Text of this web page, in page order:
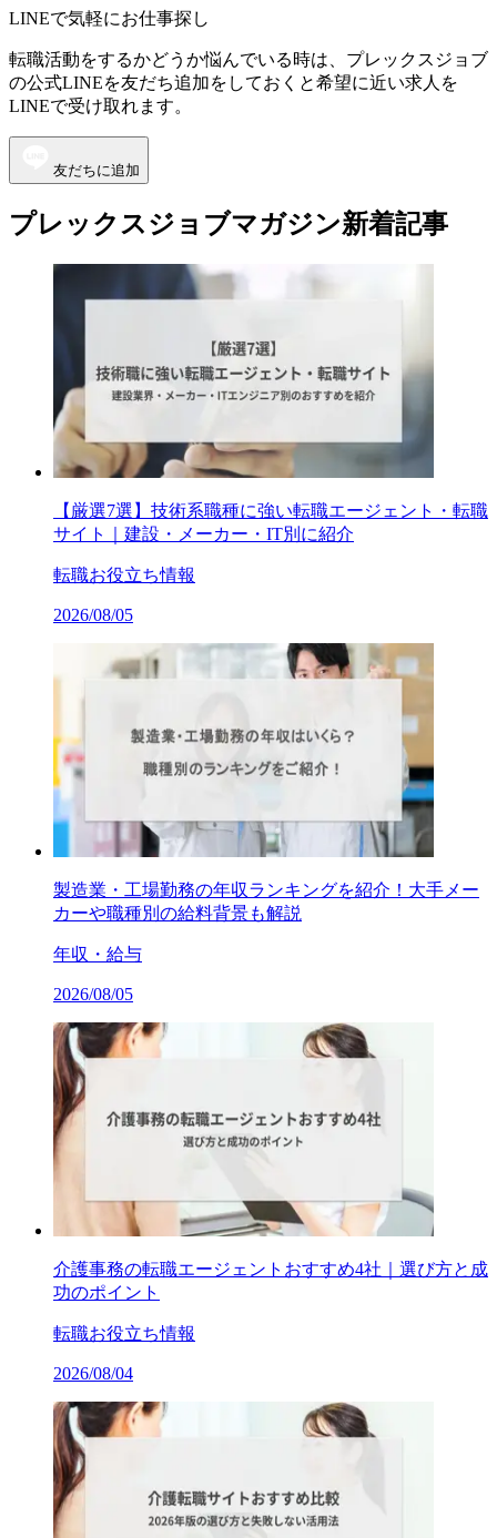
LINEで気軽にお仕事探し
転職活動をするかどうか悩んでいる時は、プレックスジョブ
の公式LINEを友だち追加をしておくと希望に近い求人を
LINEで受け取れます。
友だちに追加
プレックスジョブマガジン新着記事
【厳選7選】技術系職種に強い転職エージェント・転職
サイト｜建設・メーカー・IT別に紹介
転職お役立ち情報
2026/08/05
製造業・工場勤務の年収ランキングを紹介！大手メー
カーや職種別の給料背景も解説
年収・給与
2026/08/05
介護事務の転職エージェントおすすめ4社｜選び方と成
功のポイント
転職お役立ち情報
2026/08/04